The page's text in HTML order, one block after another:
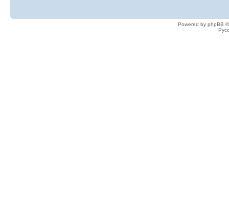
Powered by phpBB